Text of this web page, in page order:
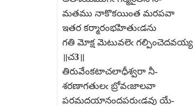
మతము నాకొకయింత మరపవా
ఇతర కర్మారంభహితుఁడను
గతి మోక్ష మెటువలెఁ గల్పించెదవయ్య
॥చ3॥
తిరువేంకటాచలాధీశ్వరా నీ-
శరణాగతులఁ బ్రోవఁజాలవా
పరమదయానందపరుఁడవు యే-